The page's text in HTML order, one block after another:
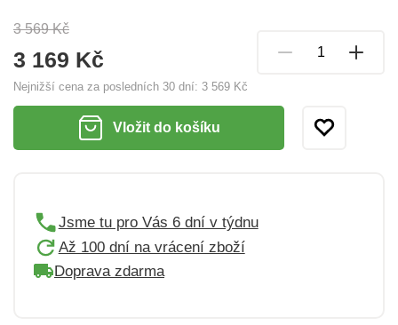
3 569 Kč
3 169 Kč
Nejnižší cena za posledních 30 dní: 3 569 Kč
Vložit do košíku
Jsme tu pro Vás 6 dní v týdnu
Až 100 dní na vrácení zboží
Doprava zdarma